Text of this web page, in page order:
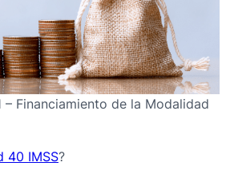
– Financiamiento de la Modalidad
40 IMSS?